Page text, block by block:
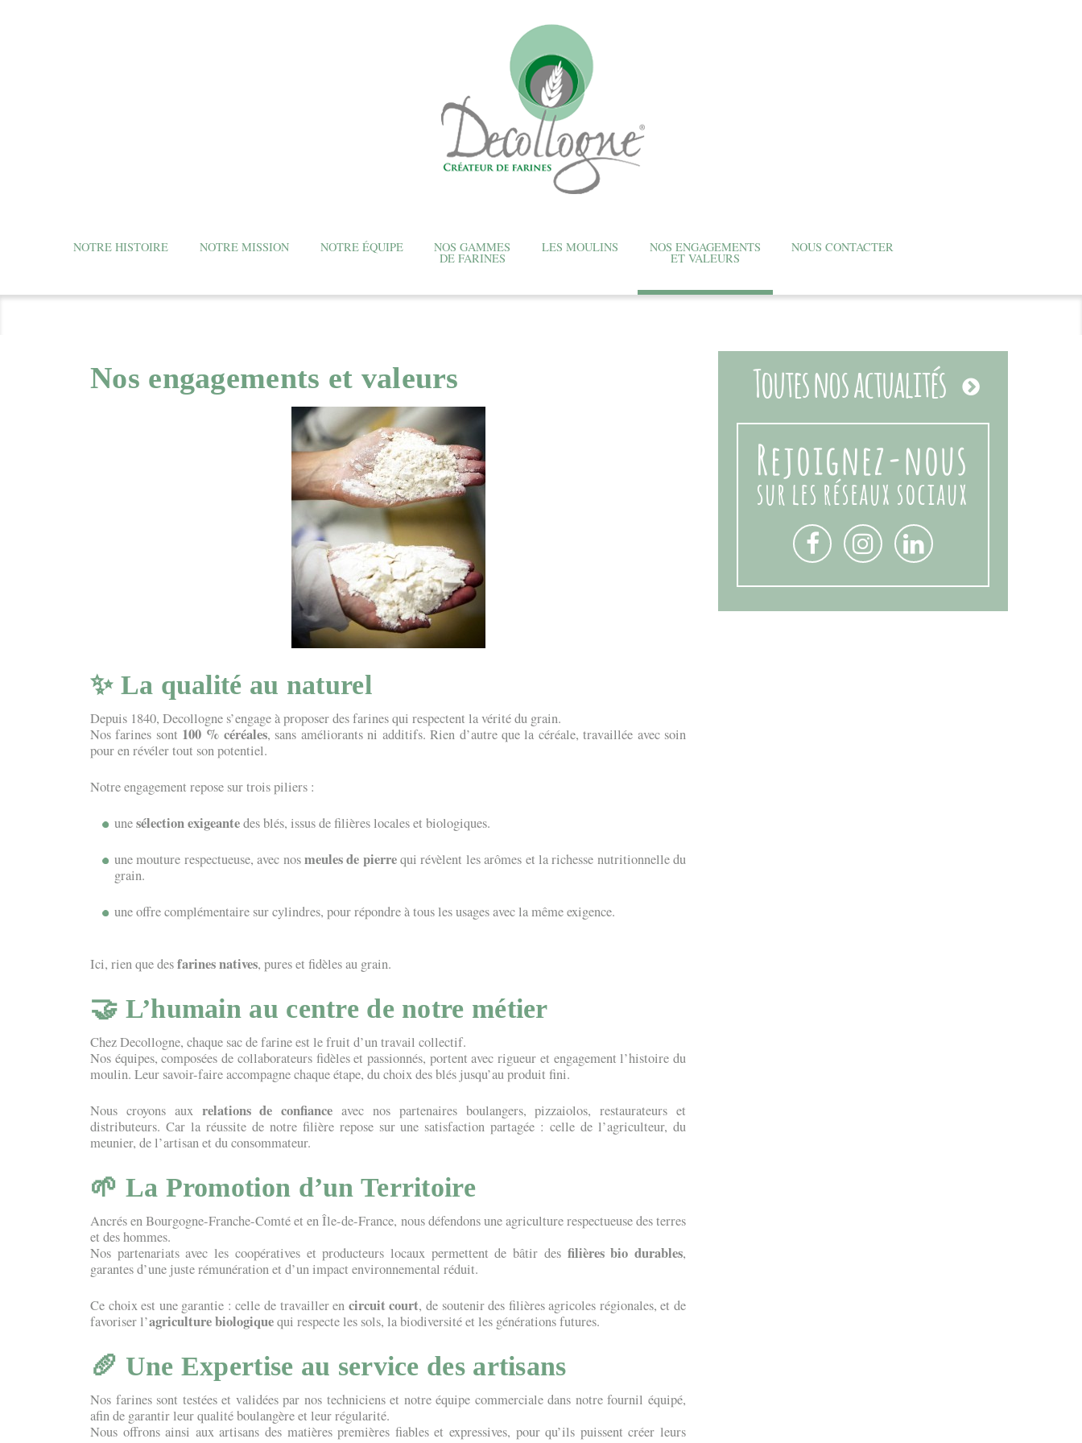
NOTRE HISTOIRE NOTRE MISSION NOTRE ÉQUIPE NOS GAMMES
DE FARINES
LES MOULINS NOS ENGAGEMENTS
ET VALEURS
NOUS CONTACTER
Nos engagements et valeurs
✨ La qualité au naturel
Depuis 1840, Decollogne s’engage à proposer des farines qui respectent la vérité du grain.
Nos farines sont 100 % céréales, sans améliorants ni additifs. Rien d’autre que la céréale, travaillée avec soin
pour en révéler tout son potentiel.
Notre engagement repose sur trois piliers :
unesélection exigeantedes blés, issus de filières locales et biologiques.
une mouture respectueuse, avec nosmeules de pierrequi révèlent les arômes et la richesse nutritionnelle du
grain.
une offre complémentaire sur cylindres, pour répondre à tous les usages avec la même exigence.
Ici, rien que desfarines natives, pures et fidèles au grain.
🤝 L’humain au centre de notre métier
Chez Decollogne, chaque sac de farine est le fruit d’un travail collectif.
Nos équipes, composées de collaborateurs fidèles et passionnés, portent avec rigueur et engagement l’histoire du
moulin. Leur savoir-faire accompagne chaque étape, du choix des blés jusqu’au produit fini.
Nous croyons aux relations de confiance avec nos partenaires boulangers, pizzaiolos, restaurateurs et
distributeurs. Car la réussite de notre filière repose sur une satisfaction partagée : celle de l’agriculteur, du
meunier, de l’artisan et du consommateur.
🌱 La Promotion d’un Territoire
Ancrés en Bourgogne-Franche-Comté et en Île-de-France, nous défendons une agriculture respectueuse des terres
et des hommes.
Nos partenariats avec les coopératives et producteurs locaux permettent de bâtir des filières bio durables,
garantes d’une juste rémunération et d’un impact environnemental réduit.
Ce choix est une garantie : celle de travailler en circuit court, de soutenir des filières agricoles régionales, et de
favoriser l’agriculture biologiquequi respecte les sols, la biodiversité et les générations futures.
🥖 Une Expertise au service des artisans
Nos farines sont testées et validées par nos techniciens et notre équipe commerciale dans notre fournil équipé,
afin de garantir leur qualité boulangère et leur régularité.
Nous offrons ainsi aux artisans des matières premières fiables et expressives, pour qu’ils puissent créer leurs
Toutes nos actualités
Rejoignez-nous
sur les réseaux sociaux